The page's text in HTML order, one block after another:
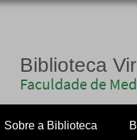
Biblioteca
Faculdade de
Sobre a Biblioteca